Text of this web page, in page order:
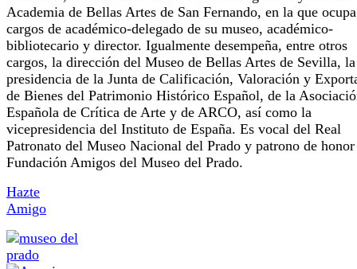
Academia de Bellas Artes de San Fernando, en la que
cargos de académico-delegado de su museo, académico-
bibliotecario y director. Igualmente desempeña, entre otros
cargos, la dirección del Museo de Bellas Artes de Sevilla, la
presidencia de la Junta de Calificación, Valoración y
de Bienes del Patrimonio Histórico Español, de la
Española de Crítica de Arte y de ARCO, así como la
vicepresidencia del Instituto de España. Es vocal del Real
Patronato del Museo Nacional del Prado y patrono de
Fundación Amigos del Museo del Prado.
Hazte
Amigo